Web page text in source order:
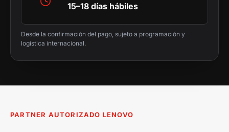
15–18 días hábiles
Desde la confirmación del pago, sujeto a programación y
logística internacional.
PARTNER AUTORIZADO LENOVO